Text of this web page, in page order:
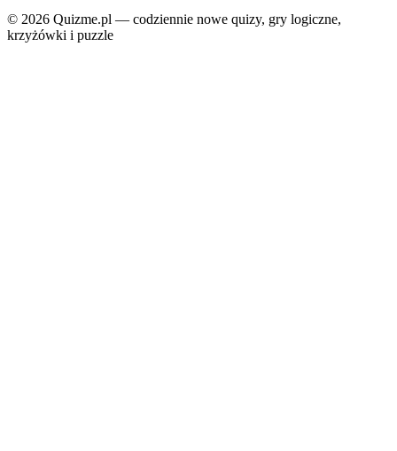
© 2026 Quizme.pl — codziennie nowe quizy, gry logiczne,
krzyżówki i puzzle